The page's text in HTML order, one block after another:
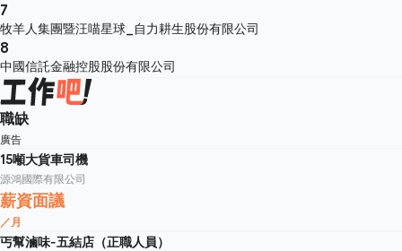
7
牧羊人集團暨汪喵星球_自力耕生股份有限公司
8
中國信託金融控股股份有限公司
職缺
廣告
15噸大貨車司機
源鴻國際有限公司
薪資面議
／月
丐幫滷味-五結店（正職人員）